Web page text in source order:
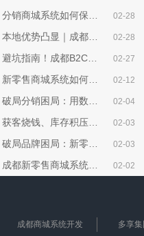
分销商城系统如何保证用户获得良好使用体验？ 02-28
本地优势凸显｜成都商城系统开发，选对本地服务商少走90%弯路 02-28
避坑指南！成都B2C商城系统选型，本地企业必看的核心要点 02-27
新零售商城系统如何开展限时秒杀营销活动？ 02-12
破局分销困局：用数据分析解锁商城增长密码 02-04
获客烧钱、库存积压、人力内耗？B2C商城系统破解企业降本三大困局 02-03
破局品牌困局：新零售商城系统，让商家从“卖货”到“立牌” 02-03
成都新零售商城系统开发，本地公司沟通便利/价格实惠 02-02
成都商城系统开发 多享集